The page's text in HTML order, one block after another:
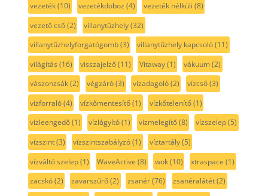
vezeték(10) vezetékdoboz (4) vezeték nélküli (8)
vezető cső(2) villanytűzhely(32)
villanytűzhelyforgatógomb(3) villanytűzhely kapcsoló(11)
világítás (16) visszajelző(11) Vitaway(1) vákuum(2)
vászonzsák(2) végzáró(3) vízadagoló(2) vízcső(3)
vízforraló(4) vízkőmentesítő(1) vízkőtelenítő(1)
vízleengedő(1) vízlágyító(1) vízmelegítő(8) vízszelep(5)
vízszint(3) vízszintszabályzó(1) víztartály(5)
vízváltó szelep(1) WaveActive (8) wok(10) xtraspace (1)
zacskó(2) zavarszűrő(2) zsanér(76) zsanéralátét(2)